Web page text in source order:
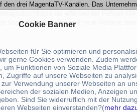
den drei MagentaTV-Kanälen. Das
als während der Fußball-EM
sozialen Netzwerken und neue Rekorde
Cookie Banner
für Sie optimieren und
gerne Cookies verwenden. Zudem
um Funktionen von Soziale Media
Zugriffe auf unsere Webseiten zu
Verwendung unserer Webseiten an
der sozialen Medien, Anzeigen
Sind Sie widerruflich mit der
Webseiten einverstanden?(mehr